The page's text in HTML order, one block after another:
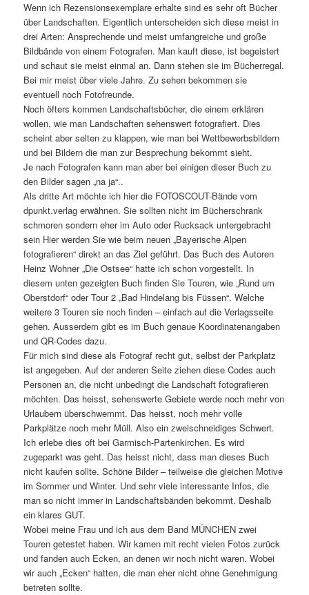
Wenn ich Rezensionsexemplare erhalte sind es sehr oft Bücher
über Landschaften. Eigentlich unterscheiden sich diese meist in
drei Arten: Ansprechende und meist umfangreiche und große
Bildbände von einem Fotografen. Man kauft diese, ist begeistert
und schaut sie meist einmal an. Dann stehen sie im Bücherregal.
Bei mir meist über viele Jahre. Zu sehen bekommen sie
eventuell noch Fotofreunde.
Noch öfters kommen Landschaftsbücher, die einem erklären
wollen, wie man Landschaften sehenswert fotografiert. Dies
scheint aber selten zu klappen, wie man bei Wettbewerbsbildern
und bei Bildern die man zur Besprechung bekommt sieht.
Je nach Fotografen kann man aber bei einigen dieser Buch zu
den Bilder sagen „na ja“..
Als dritte Art möchte ich hier die FOTOSCOUT-Bände vom
dpunkt.verlag erwähnen. Sie sollten nicht im Bücherschrank
schmoren sondern eher im Auto oder Rucksack untergebracht
sein Hier werden Sie wie beim neuen „Bayerische Alpen
fotografieren“ direkt an das Ziel geführt. Das Buch des Autoren
Heinz Wohner „Die Ostsee“ hatte ich schon vorgestellt. In
diesem unten gezeigten Buch finden Sie Touren, wie „Rund um
Oberstdorf“ oder Tour 2 „Bad Hindelang bis Füssen“. Welche
weitere 3 Touren sie noch finden – einfach auf die Verlagsseite
gehen. Ausserdem gibt es im Buch genaue Koordinatenangaben
und QR-Codes dazu.
Für mich sind diese als Fotograf recht gut, selbst der Parkplatz
ist angegeben. Auf der anderen Seite ziehen diese Codes auch
Personen an, die nicht unbedingt die Landschaft fotografieren
möchten. Das heisst, sehenswerte Gebiete werde noch mehr von
Urlaubern überschwemmt. Das heisst, noch mehr volle
Parkplätze noch mehr Müll. Also ein zweischneidiges Schwert.
Ich erlebe dies oft bei Garmisch-Partenkirchen. Es wird
zugeparkt was geht. Das heisst nicht, dass man dieses Buch
nicht kaufen sollte. Schöne Bilder – teilweise die gleichen Motive
im Sommer und Winter. Und sehr viele interessante Infos, die
man so nicht immer in Landschaftsbänden bekommt. Deshalb
ein klares GUT.
Wobei meine Frau und ich aus dem Band MÜNCHEN zwei
Touren getestet haben. Wir kamen mit recht vielen Fotos zurück
und fanden auch Ecken, an denen wir noch nicht waren. Wobei
wir auch „Ecken“ hatten, die man eher nicht ohne Genehmigung
betreten sollte.